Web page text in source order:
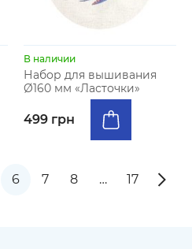
В наличии
Набор для вышивания
Ø160 мм «Ласточки»
499 грн
6 7 8 … 17